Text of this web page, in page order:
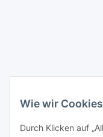
Wie wir
Durch Klicken auf